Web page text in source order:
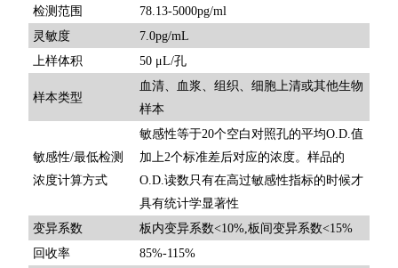
检测范围
78.13-5000pg/ml
灵敏度
7.0pg/mL
上样体积
50 μL/孔
样本类型
血清、血浆、组织、细胞上清或其他生物
样本
敏感性/最低检测
浓度计算方式
敏感性等于20个空白对照孔的平均O.D.值
加上2个标准差后对应的浓度。样品的
O.D.读数只有在高过敏感性指标的时候才
具有统计学显著性
变异系数
板内变异系数<10%,板间变异系数<15%
回收率
85%-115%